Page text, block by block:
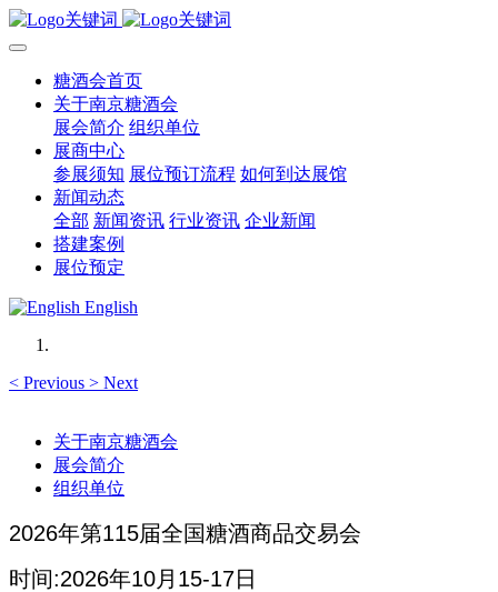
糖酒会首页
关于南京糖酒会
展会简介 组织单位
展商中心
参展须知 展位预订流程 如何到达展馆
新闻动态
全部 新闻资讯 行业资讯 企业新闻
搭建案例
展位预定
English
< Previous > Next
关于南京糖酒会
展会简介
组织单位
2026年第115届全国糖酒商品交易会
时间:2026年10月15-17日